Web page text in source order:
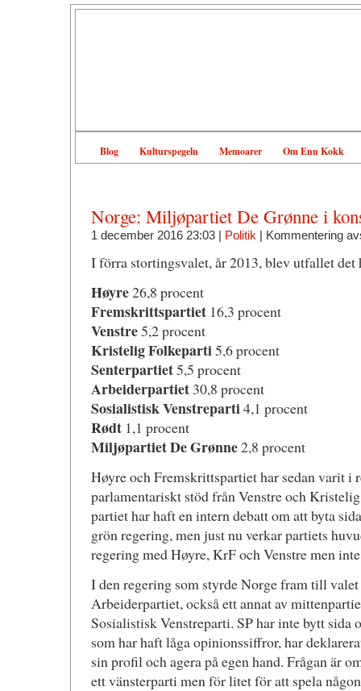
Blog Kulturspegeln Memoarer Om Enn Kokk
Norge: Miljøpartiet De Grønne i
1 december 2016 23:03 | Politik | Kommentering
I förra stortingsvalet, år 2013, blev utfallet det
Høyre26,8 procent
Fremskrittspartiet16,3 procent
Venstre5,2 procent
Kristelig Folkeparti5,6 procent
Senterpartiet5,5 procent
Arbeiderpartiet30,8 procent
Sosialistisk Venstreparti4,1 procent
Rødt1,1 procent
Miljøpartiet De Grønne2,8 procent
Høyre och Fremskrittspartiet har sedan varit i
parlamentariskt stöd från Venstre och
partiet har haft en intern debatt om att byta
grön regering, men just nu verkar partiets
regering med Høyre, KrF och Venstre men
I den regering som styrde Norge fram till
Arbeiderpartiet, också ett annat av
Sosialistisk Venstreparti. SP har inte bytt sida
som har haft låga opinionssiffror, har
sin profil och agera på egen hand. Frågan är
ett vänsterparti men för litet för att spela